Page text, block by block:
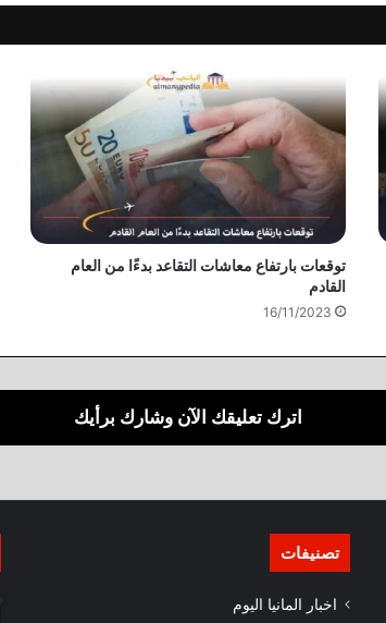
توقعات بارتفاع معاشات التقاعد بدءًا من العام
القادم
16/11/2023
اترك تعليقك الآن وشارك برأيك
تصنيفات
اخبار المانيا اليوم